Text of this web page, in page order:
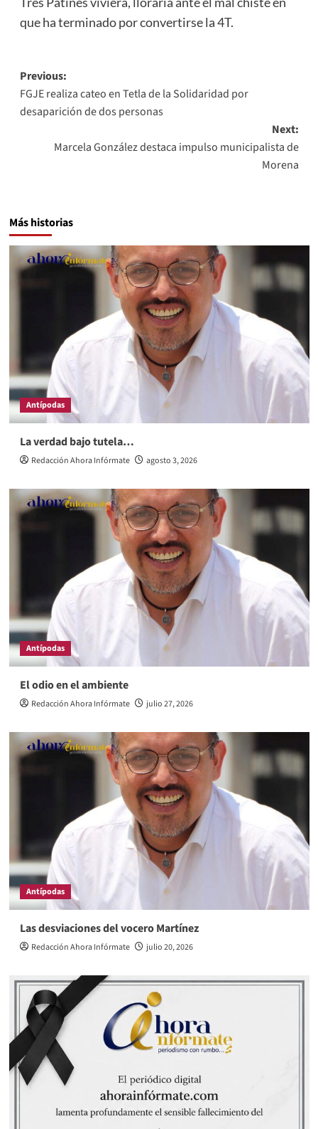
que ha terminado por convertirse la 4T.
Post
navigation
Previous:
FGJE realiza cateo en Tetla de la Solidaridad por
desaparición de dos personas
Next:
Marcela González destaca impulso municipalista de
Morena
Más historias
Antípodas
La verdad bajo tutela…
Redacción Ahora Infórmate agosto 3, 2026
Antípodas
El odio en el ambiente
Redacción Ahora Infórmate julio 27, 2026
Antípodas
Las desviaciones del vocero Martínez
Redacción Ahora Infórmate julio 20, 2026